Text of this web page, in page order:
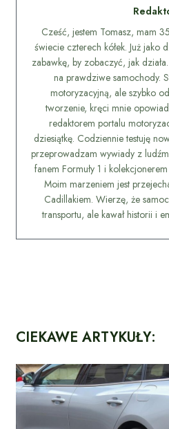
Cześć, jestem Tomasz, mam
świecie czterech kółek. Już jako
zabawkę, by zobaczyć, jak
na prawdziwe samochody.
motoryzacyjną, ale szybko
tworzenie, kręci mnie
redaktorem portalu
dziesiątkę. Codziennie testuję
przeprowadzam wywiady z
fanem Formuły 1 i
Moim marzeniem jest
Cadillakiem. Wierzę, że
transportu, ale kawał historii i
CIEKAWE ARTYKUŁY: